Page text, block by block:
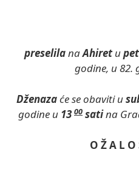
preselilanaAhiretu
godine, u 82.
Dženazaće se obaviti u
godine u 13 00 satina
O Ž A L O